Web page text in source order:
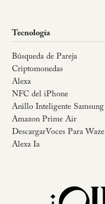
Tecnología
Búsqueda de Pareja
Criptomonedas
Alexa
NFC del iPhone
Anillo Inteligente Samsung
Amazon Prime Air
DescargarVoces Para Waze
Alexa Ia